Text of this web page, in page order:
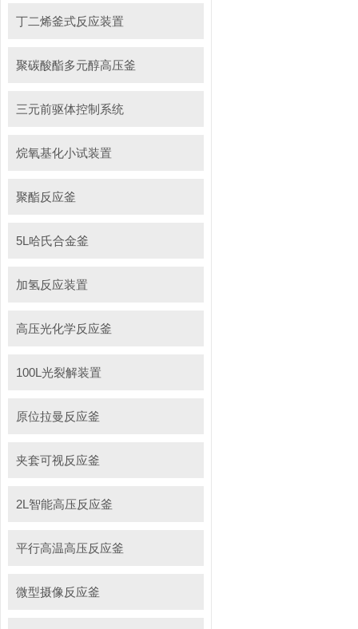
丁二烯釜式反应装置
聚碳酸酯多元醇高压釜
三元前驱体控制系统
烷氧基化小试装置
聚酯反应釜
5L哈氏合金釜
加氢反应装置
高压光化学反应釜
100L光裂解装置
原位拉曼反应釜
夹套可视反应釜
2L智能高压反应釜
平行高温高压反应釜
微型摄像反应釜